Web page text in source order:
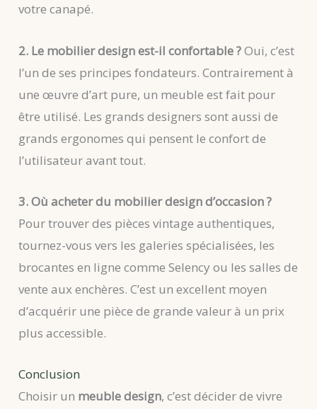
votre canapé.
2. Le mobilier design est-il confortable ?Oui, c’est
l’un de ses principes fondateurs. Contrairement à
une œuvre d’art pure, un meuble est fait pour
être utilisé. Les grands designers sont aussi de
grands ergonomes qui pensent le confort de
l’utilisateur avant tout.
3. Où acheter du mobilier design d’occasion ?
Pour trouver des pièces vintage authentiques,
tournez-vous vers les galeries spécialisées, les
brocantes en ligne comme Selency ou les salles de
vente aux enchères. C’est un excellent moyen
d’acquérir une pièce de grande valeur à un prix
plus accessible.
Conclusion
Choisir un meuble design, c’est décider de vivre